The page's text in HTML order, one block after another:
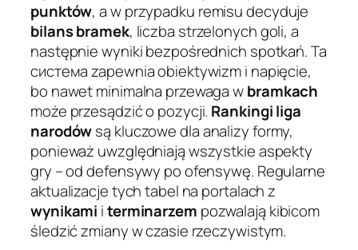
punktów, a w przypadku remisu decyduje
bilans bramek, liczba strzelonych goli, a
następnie wyniki bezpośrednich spotkań. Ta
система zapewnia obiektywizm i napięcie,
bo nawet minimalna przewaga wbramkach
może przesądzić o pozycji. Rankingi liga
narodówsą kluczowe dla analizy formy,
ponieważ uwzględniają wszystkie aspekty
gry – od defensywy po ofensywę. Regularne
aktualizacje tych tabel na portalach z
wynikami iterminarzem pozwalają kibicom
śledzić zmiany w czasie rzeczywistym.